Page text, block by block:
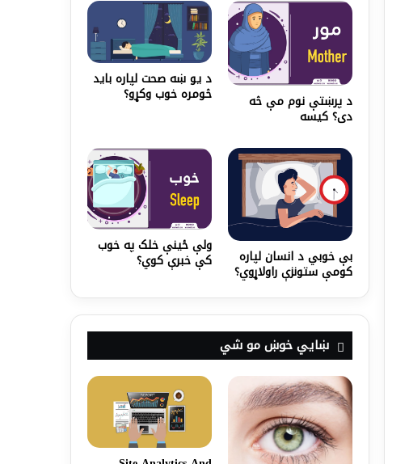
د پرښتې نوم مې څه
دی؟ کیسه
د یو ښه صحت لپاره باید
څومره خوب وکړو؟
بې خوبي د انسان لپاره
کومې ستونزې راولاړوي؟
ولې ځینې خلک په خوب
کې خبرې کوي؟
ښايي خوښ مو شي